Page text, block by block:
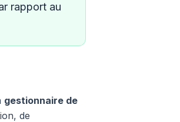
rapport au
gestionnaire de
de